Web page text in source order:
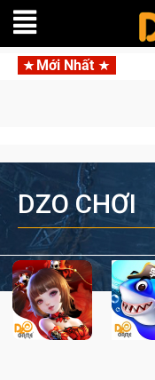
Mới Nhất
vô địch
DZO CHƠI